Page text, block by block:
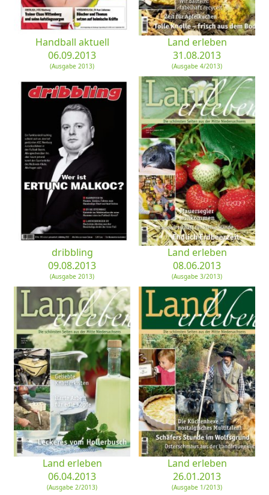
Handball aktuell
06.09.2013
(Ausgabe 2013)
Land erleben
31.08.2013
(Ausgabe 4/2013)
dribbling
09.08.2013
(Ausgabe 2013)
Land erleben
08.06.2013
(Ausgabe 3/2013)
Land erleben
06.04.2013
(Ausgabe 2/2013)
Land erleben
26.01.2013
(Ausgabe 1/2013)